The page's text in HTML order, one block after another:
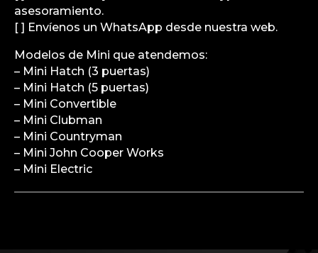
asesoramiento.
[ ] Envíenos un WhatsApp desde nuestra web.
Modelos de Mini que atendemos:
– Mini Hatch (3 puertas)
– Mini Hatch (5 puertas)
– Mini Convertible
– Mini Clubman
– Mini Countryman
– Mini John Cooper Works
– Mini Electric